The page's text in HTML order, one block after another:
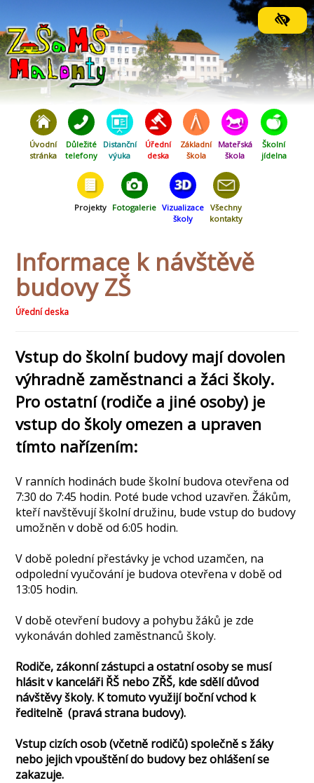
Úvodní
stránka
Důležité
telefony
Distanční
výuka
Úřední
deska
Základní
škola
Mateřská
škola
Školní
jídelna
Projekty Fotogalerie Vizualizace
školy
Všechny
kontakty
Informace k návštěvě
budovy ZŠ
Úřední deska
Vstup do školní budovy mají dovolen
výhradně zaměstnanci a žáci školy.
Pro ostatní (rodiče a jiné osoby) je
vstup do školy omezen a upraven
tímto nařízením:
V ranních hodinách bude školní budova otevřena od
7:30 do 7:45 hodin. Poté bude vchod uzavřen. Žákům,
kteří navštěvují školní družinu, bude vstup do budovy
umožněn v době od 6:05 hodin.
V době polední přestávky je vchod uzamčen, na
odpolední vyučování je budova otevřena v době od
13:05 hodin.
V době otevření budovy a pohybu žáků je zde
vykonáván dohled zaměstnanců školy.
Rodiče, zákonní zástupci a ostatní osoby se musí
hlásit v kanceláři ŘŠ nebo ZŘŠ, kde sdělí důvod
návštěvy školy. K tomuto využijí boční vchod k
ředitelně (pravá strana budovy).
Vstup cizích osob (včetně rodičů) společně s žáky
nebo jejich vpouštění do budovy bez ohlášení se
zakazuje.